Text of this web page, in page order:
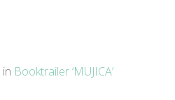
in Booktrailer ‘MUJICA’